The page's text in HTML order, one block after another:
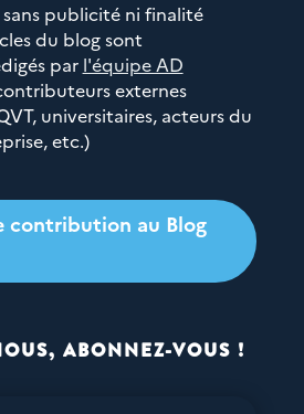
sans publicité ni finalité
du blog sont
par l'équipe AD
externes
universitaires, acteurs du
etc.)
contribution au Blog
ABONNEZ-VOUS !